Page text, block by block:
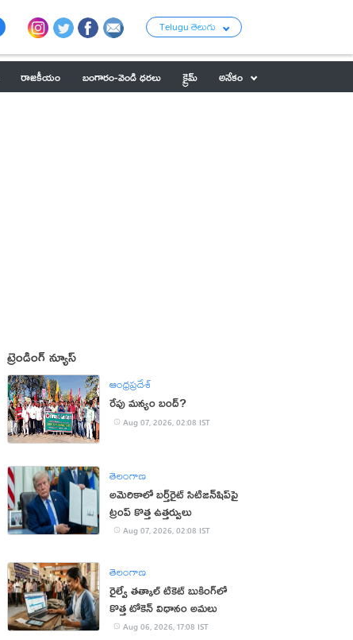
Telugu తెలుగు
రాజకీయం బంగారం-వెండి ధరలు క్రైమ్
అనేకం
ట్రెండింగ్ న్యూస్
ఆంధ్రప్రదేశ్
రేపు మన్యం బంద్‌?
Aug 07, 2026, 02:08 IST
తెలంగాణ
అమెరికాలో బర్త్‌రైట్ సిటిజన్‌షిప్‌పై
ట్రంప్ కొత్త ఉత్తర్వులు
Aug 07, 2026, 02:08 IST
తెలంగాణ
రైల్వే తత్కాల్ టికెట్ బుకింగ్‌లో
కొత్త టోకెన్ విధానం అమలు
Aug 06, 2026, 17:08 IST